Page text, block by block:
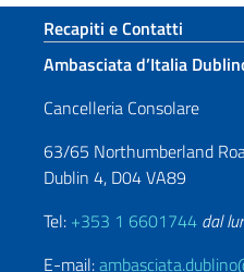
Sezione
Recapiti e Contatti
Ambasciata d’Italia
Cancelleria Consolare
63/65 Northumberland
Dublin 4, D04 VA89
Tel: +353 1 6601744 dal
E-mail: